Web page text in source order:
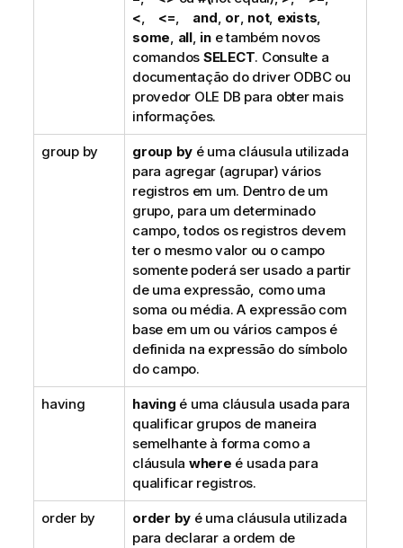
<, <=, and, or, not, exists,
some, all, ine também novos
comandos SELECT. Consulte a
documentação do driver ODBCou
provedor OLE DB para obter mais
informações.
group by group by é uma cláusula utilizada
para agregar (agrupar) vários
registros em um. Dentro de um
grupo, para um determinado
campo, todos os registros devem
ter o mesmo valor ou o campo
somente poderá ser usado a partir
de uma expressão, como uma
soma ou média. A expressão com
base em um ou vários campos é
definida na expressão do símbolo
do campo.
having having é uma cláusula usada para
qualificar grupos de maneira
semelhante à forma como a
cláusula where é usada para
qualificar registros.
order by order by é uma cláusula utilizada
para declarar a ordem de